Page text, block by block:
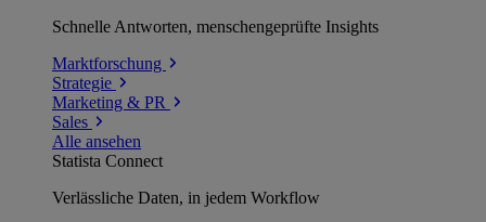
Schnelle Antworten, menschengeprüfte Insights
Marktforschung
Strategie
Marketing & PR
Sales
Alle ansehen
Statista Connect
Verlässliche Daten, in jedem Workflow